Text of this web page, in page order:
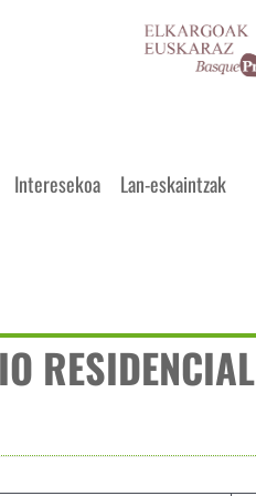
Interesekoa Lan-eskaintzak
RESIDENCIAL